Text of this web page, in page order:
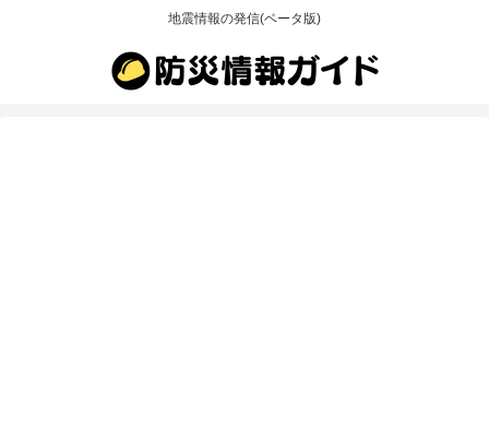
地震情報の発信(ベータ版)